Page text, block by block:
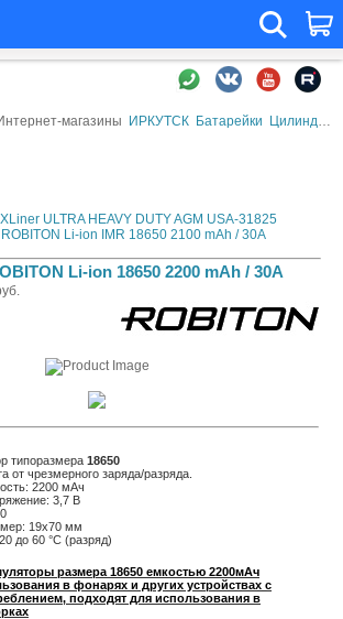
магазины ИРКУТСК Батарейки Цилиндрические элементы питания
ULTRA HEAVY DUTY AGM USA-31825
Li-ion IMR 18650 2100 mAh / 30A
Li-ion 18650 2200 mAh / 30A
типоразмера 18650
от чрезмерного заряда/разряда.
2200 мАч
3,7 В
19х70 мм
до 60 °С (разряд)
размера 18650 емкостью 2200мАч
в фонарях и других устройствах с
подходят для использования в